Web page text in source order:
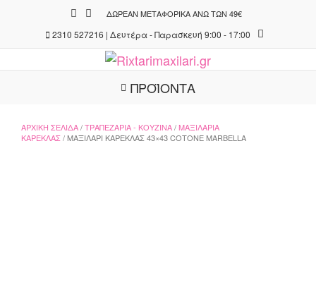
content
ΔΩΡΕΆΝ ΜΕΤΑΦΟΡΙΚΆ ΆΝΩ ΤΩΝ 49€
2310 527216 | Δευτέρα - Παρασκευή 9:00 - 17:00
ΠΡΟΪΟΝΤΑ
ΑΡΧΙΚΉ ΣΕΛΊΔΑ/ΤΡΑΠΕΖΑΡΊΑ - ΚΟΥΖΊΝΑ/ΜΑΞΙΛΆΡΙΑ
ΚΑΡΈΚΛΑΣ/ ΜΑΞΙΛΆΡΙ ΚΑΡΈΚΛΑΣ 43×43 COTONE MARBELLA